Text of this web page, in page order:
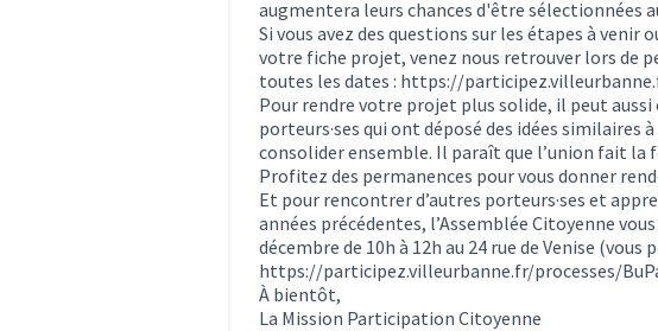
augmentera leurs chances d'être sélectionnées
Si vous avez des questions sur les étapes à
votre fiche projet, venez nous retrouver lors de
toutes les dates : https://
Pour rendre votre projet plus solide, il peut aussi
porteurs·ses qui ont déposé des idées similaires
consolider ensemble. Il paraît que l’union fait la
Profitez des permanences pour vous donner
Et pour rencontrer d’autres porteurs·ses et
années précédentes, l’Assemblée Citoyenne
décembre de 10h à 12h au 24 rue de Venise (vous
https://participez.villeurbanne.fr/processes/
À bientôt,
La Mission Participation Citoyenne